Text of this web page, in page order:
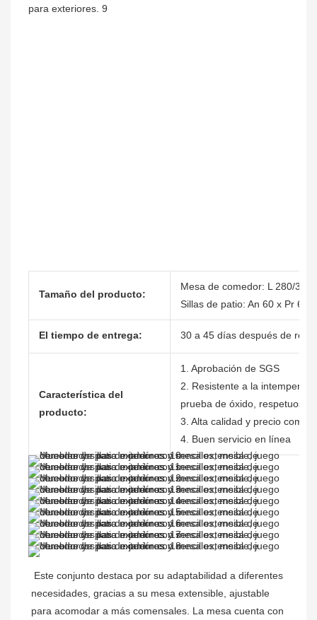
Tamaño del producto:
Mesa de comedor: L 280/340
Sillas de patio: An 60 x Pr 64
El tiempo de entrega: 30 a 45 días después de
Característica del
producto:
1. Aprobación de SGS
2. Resistente a la intemperie,
prueba de óxido, respetuoso
3. Alta calidad y precio
4. Buen servicio en línea
Este conjunto destaca por su adaptabilidad a diferentes
necesidades, gracias a su mesa extensible, ajustable
para acomodar a más comensales. La mesa cuenta con